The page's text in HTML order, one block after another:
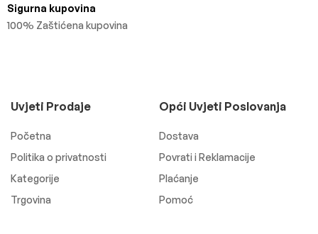
Sigurna kupovina
100% Zaštićena kupovina
Uvjeti Prodaje
Početna
Politika o privatnosti
Kategorije
Trgovina
Opći Uvjeti Poslovanja
Dostava
Povrati i Reklamacije
Plaćanje
Pomoć